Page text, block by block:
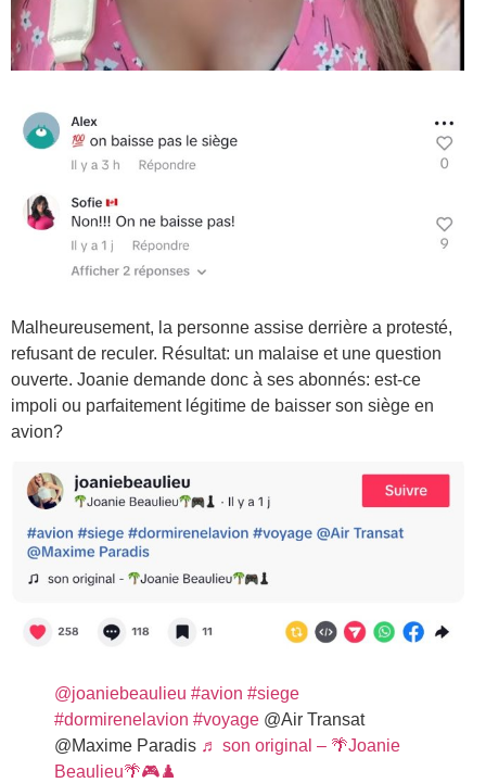
Malheureusement, la personne assise derrière a protesté,
refusant de reculer. Résultat: un malaise et une question
ouverte. Joanie demande donc à ses abonnés: est-ce
impoli ou parfaitement légitime de baisser son siège en
avion?
@joaniebeaulieu #avion #siege
#dormirenelavion #voyage @Air Transat
@Maxime Paradis ♬ son original – 🌴Joanie
Beaulieu🌴🎮♟️